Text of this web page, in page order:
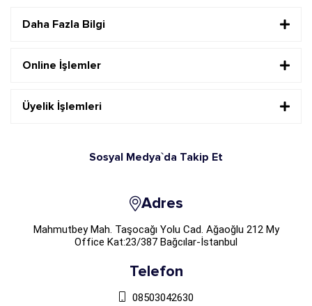
Daha Fazla Bilgi
Online İşlemler
Üyelik İşlemleri
Sosyal Medya`da Takip Et
Adres
Mahmutbey Mah. Taşocağı Yolu Cad. Ağaoğlu 212 My
Office Kat:23/387 Bağcılar-İstanbul
Telefon
08503042630